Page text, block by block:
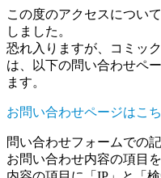
この度のアクセスについ
しました。
恐れ入りますが、コミッ
は、以下の問い合わせペ
ます。
お問い合わせページはこ
問い合わせフォームでの
お問い合わせ内容の項目